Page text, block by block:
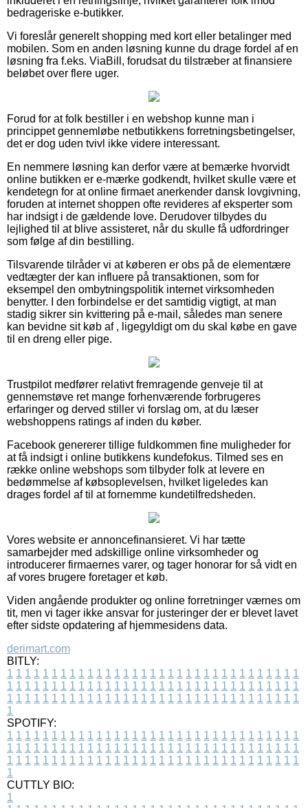
bedrageriske e-butikker.
Vi foreslår generelt shopping med kort eller betalinger med
mobilen. Som en anden løsning kunne du drage fordel af en
løsning fra f.eks. ViaBill, forudsat du tilstræber at finansiere
beløbet over flere uger.
Forud for at folk bestiller i en webshop kunne man i
princippet gennemløbe netbutikkens forretningsbetingelser,
det er dog uden tvivl ikke videre interessant.
En nemmere løsning kan derfor være at bemærke hvorvidt
online butikken er e-mærke godkendt, hvilket skulle være et
kendetegn for at online firmaet anerkender dansk lovgivning,
foruden at internet shoppen ofte revideres af eksperter som
har indsigt i de gældende love. Derudover tilbydes du
lejlighed til at blive assisteret, når du skulle få udfordringer
som følge af din bestilling.
Tilsvarende tilråder vi at køberen er obs på de elementære
vedtægter der kan influere på transaktionen, som for
eksempel den ombytningspolitik internet virksomheden
benytter. I den forbindelse er det samtidig vigtigt, at man
stadig sikrer sin kvittering på e-mail, således man senere
kan bevidne sit køb af , ligegyldigt om du skal købe en gave
til en dreng eller pige.
Trustpilot medfører relativt fremragende genveje til at
gennemstøve ret mange forhenværende forbrugeres
erfaringer og derved stiller vi forslag om, at du læser
webshoppens ratings af inden du køber.
Facebook genererer tillige fuldkommen fine muligheder for
at få indsigt i online butikkens kundefokus. Tilmed ses en
række online webshops som tilbyder folk at levere en
bedømmelse af købsoplevelsen, hvilket ligeledes kan
drages fordel af til at fornemme kundetilfredsheden.
Vores website er annoncefinansieret. Vi har tætte
samarbejder med adskillige online virksomheder og
introducerer firmaernes varer, og tager honorar for så vidt en
af vores brugere foretager et køb.
Viden angående produkter og online forretninger værnes om
tit, men vi tager ikke ansvar for justeringer der er blevet lavet
efter sidste opdatering af hjemmesidens data.
derimart.com
BITLY:
1 1 1 1 1 1 1 1 1 1 1 1 1 1 1 1 1 1 1 1 1 1 1 1 1 1 1 1 1 1 1 1 1
1 1 1 1 1 1 1 1 1 1 1 1 1 1 1 1 1 1 1 1 1 1 1 1 1 1 1 1 1 1 1 1 1
1 1 1 1 1 1 1 1 1 1 1 1 1 1 1 1 1 1 1 1 1 1 1 1 1 1 1 1 1 1 1 1 1
1
SPOTIFY:
1 1 1 1 1 1 1 1 1 1 1 1 1 1 1 1 1 1 1 1 1 1 1 1 1 1 1 1 1 1 1 1 1
1 1 1 1 1 1 1 1 1 1 1 1 1 1 1 1 1 1 1 1 1 1 1 1 1 1 1 1 1 1 1 1 1
1 1 1 1 1 1 1 1 1 1 1 1 1 1 1 1 1 1 1 1 1 1 1 1 1 1 1 1 1 1 1 1 1
1
CUTTLY BIO:
1